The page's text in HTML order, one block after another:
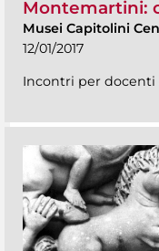
Montemartini:
Musei Capitolini
12/01/2017
Incontri per